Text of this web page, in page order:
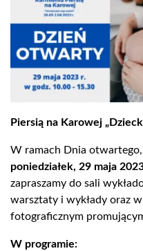
Piersią na Karowej
W ramach Dnia
poniedziałek, 29 maja
zapraszamy do sali
warsztaty i wykłady oraz
fotograficznym
W programie: